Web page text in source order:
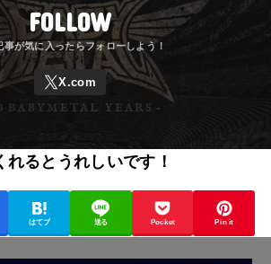
FOLLOW
れるとうれしいです！
はてブ 送る Pocket Pin it